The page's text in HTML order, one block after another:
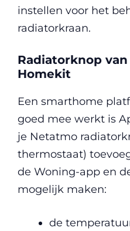
instellen voor het
radiatorkraan.
Radiatorknop
Homekit
Een smarthome
goed mee werkt is
je Netatmo
thermostaat)
de Woning-app en
mogelijk maken:
de